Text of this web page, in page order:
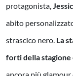
protagonista,
abito
strascico nero. La
forti della stagione